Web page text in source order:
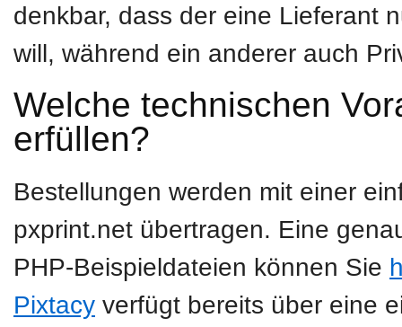
denkbar, dass der eine Lieferant
will, während ein anderer auch
Welche technischen
erfüllen?
Bestellungen werden mit einer
pxprint.net übertragen. Eine
PHP-Beispieldateien können Sie
Pixtacy verfügt bereits über eine